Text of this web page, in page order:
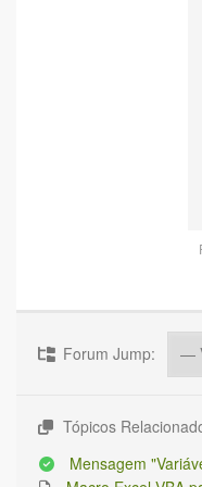
Forum Jump:
Tópicos
Mensagem